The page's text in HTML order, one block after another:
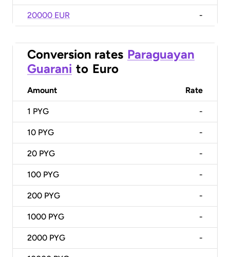
20000 EUR -
Conversion rates Paraguayan
Guarani to Euro
Amount Rate
1 PYG -
10 PYG -
20 PYG -
100 PYG -
200 PYG -
1000 PYG -
2000 PYG -